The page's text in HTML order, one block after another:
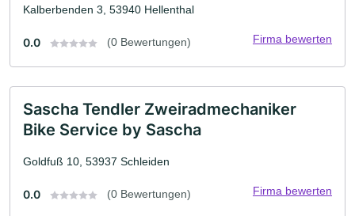
Kalberbenden 3, 53940 Hellenthal
0.0 (0 Bewertungen) Firma bewerten
Sascha Tendler Zweiradmechaniker
Bike Service by Sascha
Goldfuß 10, 53937 Schleiden
0.0 (0 Bewertungen) Firma bewerten